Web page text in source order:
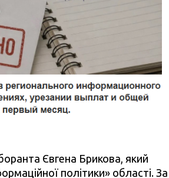
Євгена Брикова, який
політики» області. За